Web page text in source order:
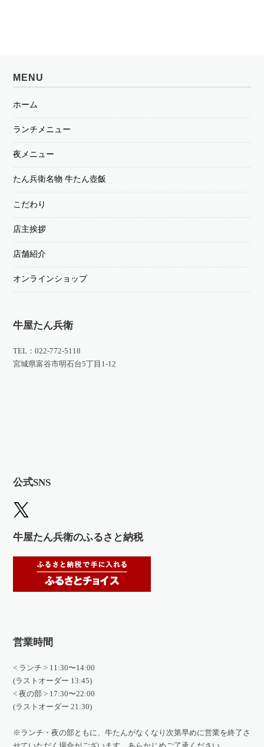
MENU
ホーム
ランチメニュー
夜メニュー
たん兵衛名物 牛たん壺飯
こだわり
店主挨拶
店舗紹介
オンラインショップ
牛屋たん兵衛
TEL：022-772-5118
宮城県富谷市明石台5丁目1-12
公式SNS
牛屋たん兵衛のふるさと納税
営業時間
< ランチ > 11:30〜14:00
(ラストオーダー 13:45)
< 夜の部 > 17:30〜22:00
(ラストオーダー 21:30)
※ランチ・夜の部ともに、牛たんがなくなり次第早めに営業を終了さ